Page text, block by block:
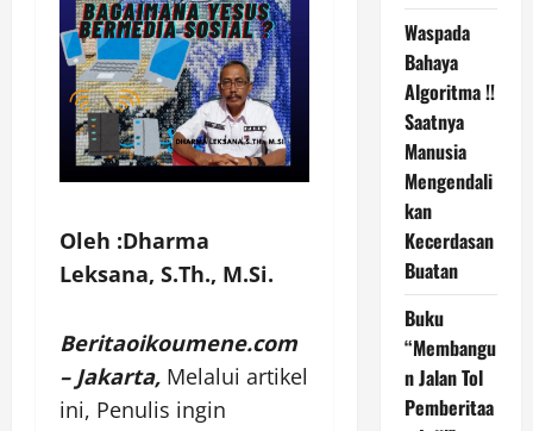
Oleh :Dharma
Leksana, S.Th., M.Si.
Beritaoikoumene.com
– Jakarta, Melalui artikel
ini, Penulis ingin
Waspada
Bahaya
Algoritma !!
Saatnya
Manusia
Mengendali
kan
Kecerdasan
Buatan
Buku
“Membangu
n Jalan Tol
Pemberitaa